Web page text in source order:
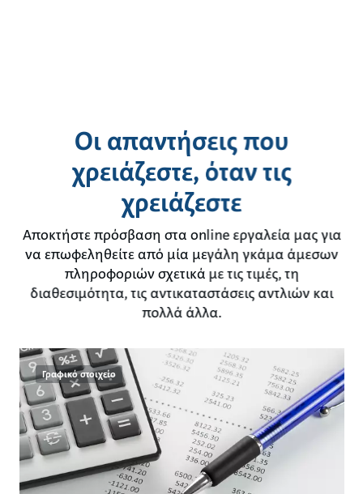
Οι απαντήσεις που
χρειάζεστε, όταν τις
χρειάζεστε
Αποκτήστε πρόσβαση στα online εργαλεία μας για
να επωφεληθείτε από μία μεγάλη γκάμα άμεσων
πληροφοριών σχετικά με τις τιμές, τη
διαθεσιμότητα, τις αντικαταστάσεις αντλιών και
πολλά άλλα.
Γραφικό στοιχείο